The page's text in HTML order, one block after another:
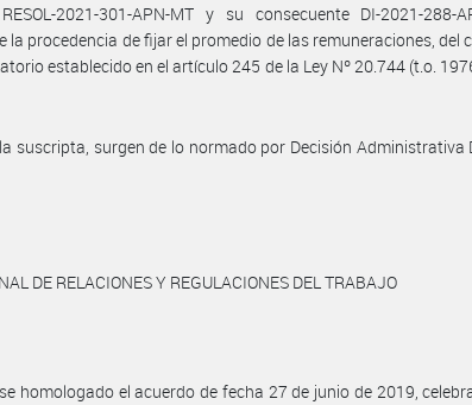
2021-301-APN-MT y su consecuente DI-2021-288-
la procedencia de fijar el promedio de las remuneraciones, del
establecido en el artículo 245 de la Ley Nº 20.744 (t.o.
suscripta, surgen de lo normado por Decisión Administrativa
DE RELACIONES Y REGULACIONES DEL TRABAJO
homologado el acuerdo de fecha 27 de junio de 2019,